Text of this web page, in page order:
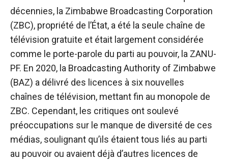
décennies, la Zimbabwe Broadcasting Corporation
(ZBC), propriété de l’État, a été la seule chaîne de
télévision gratuite et était largement considérée
comme le porte-parole du parti au pouvoir, la ZANU-
PF. En 2020, la Broadcasting Authority of Zimbabwe
(BAZ) a délivré des licences à six nouvelles
chaînes de télévision, mettant fin au monopole de
ZBC. Cependant, les critiques ont soulevé
préoccupations sur le manque de diversité de ces
médias, soulignant qu’ils étaient tous liés au parti
au pouvoir ou avaient déjà d’autres licences de